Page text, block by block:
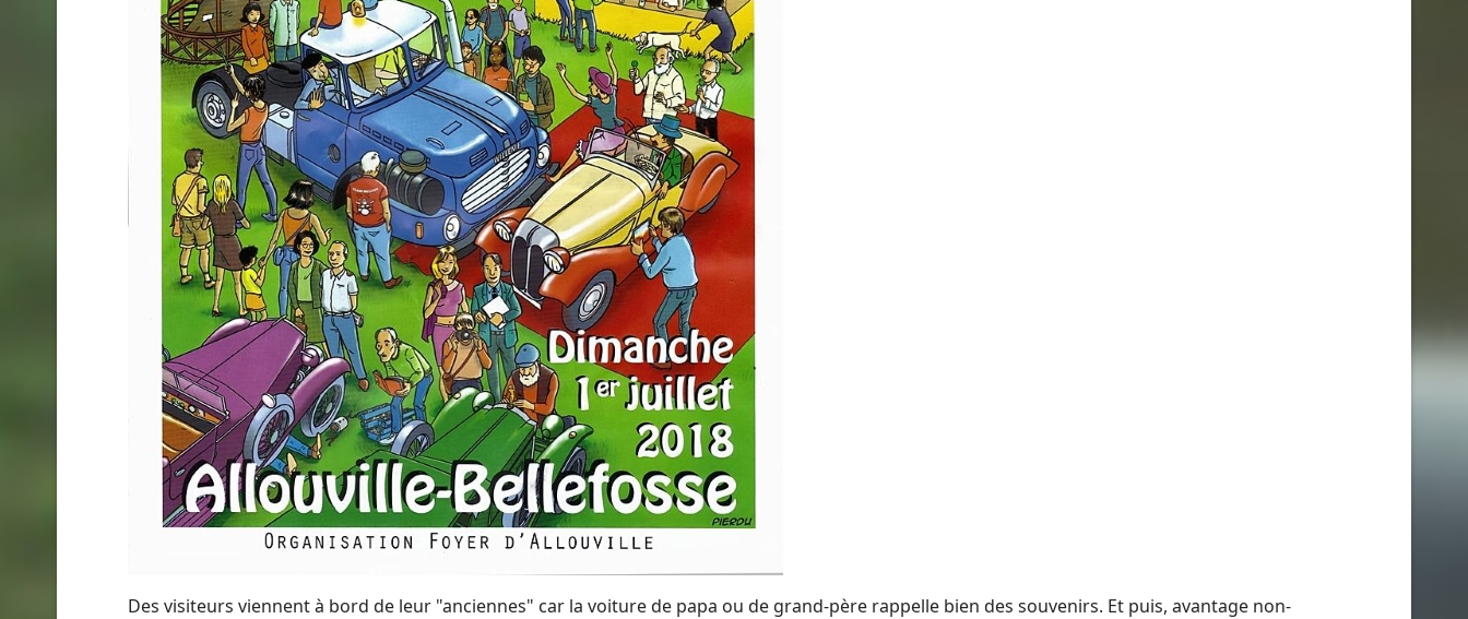
Des visiteurs viennent à bord de leur "anciennes" car la voiture de papa ou de grand-père rappelle bien des souvenirs. Et puis, avantage non-